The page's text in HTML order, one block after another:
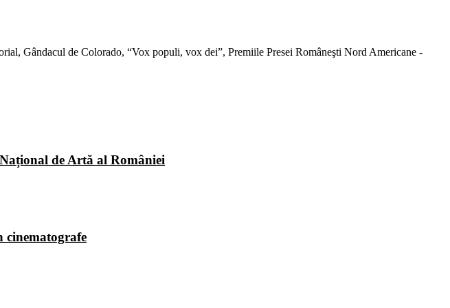
Gândacul de Colorado, “Vox populi, vox dei”, Premiile Presei Româneşti Nord Americane -
de Artă al României
cinematografe